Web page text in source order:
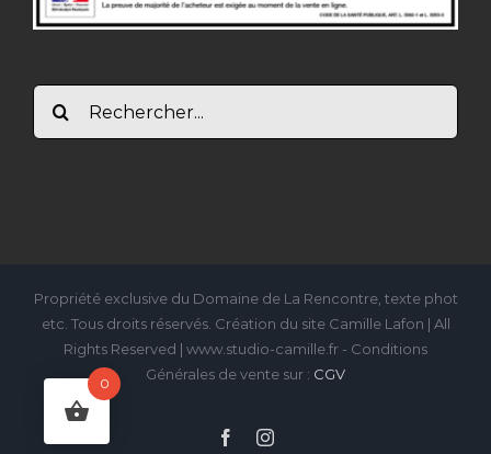
Rechercher:
Propriété exclusive du Domaine de La Rencontre, texte phot
etc. Tous droits réservés. Création du site Camille Lafon | All
Rights Reserved | www.studio-camille.fr - Conditions
Générales de vente sur : CGV
FacebookInstagram
0